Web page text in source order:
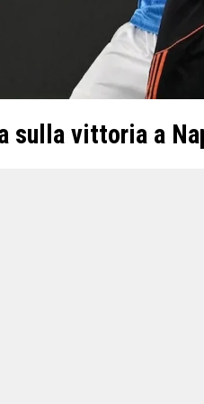
sulla vittoria a